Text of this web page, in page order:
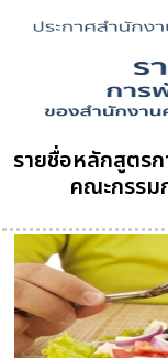
รายชื่อหลักสูตร
คณะกรรม